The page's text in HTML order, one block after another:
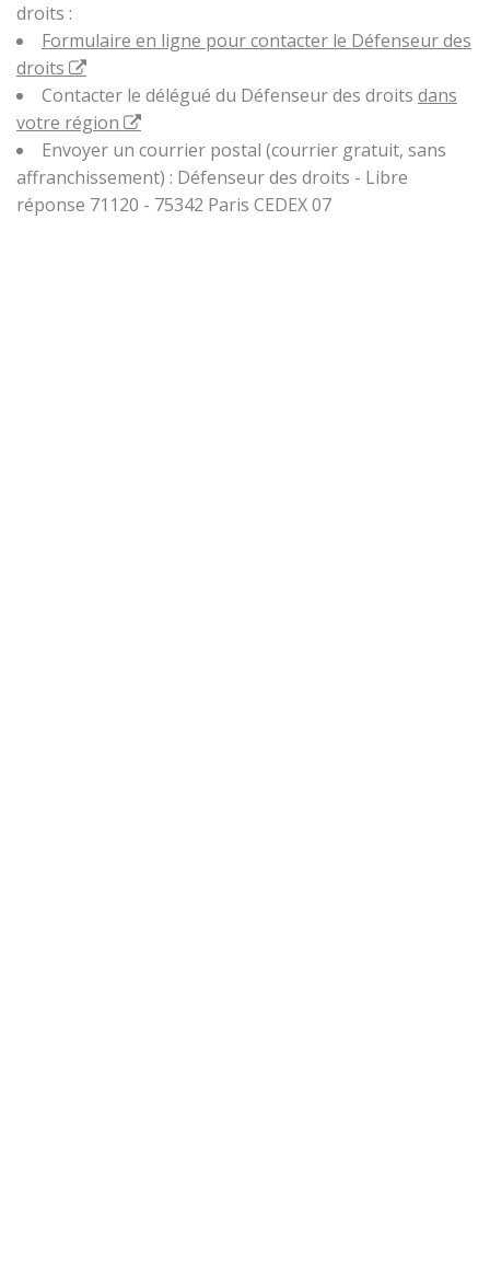
droits :
Formulaire en ligne pour contacter le Défenseur des
droits
Contacter le délégué du Défenseur des droits dans
votre région
Envoyer un courrier postal (courrier gratuit, sans
affranchissement) : Défenseur des droits - Libre
réponse 71120 - 75342 Paris CEDEX 07